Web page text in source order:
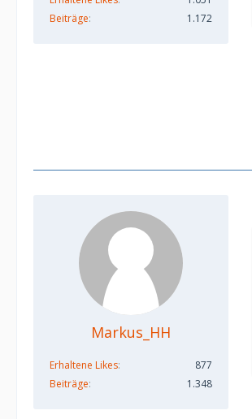
Beiträge
1.172
Markus_HH
Erhaltene Likes
877
Beiträge
1.348